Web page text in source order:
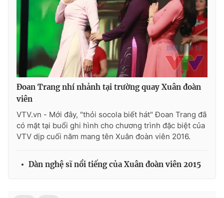
Đoan Trang nhí nhảnh tại trường quay Xuân đoàn
viên
VTV.vn - Mới đây, "thỏi socola biết hát" Đoan Trang đã
có mặt tại buổi ghi hình cho chương trình đặc biệt của
VTV dịp cuối năm mang tên Xuân đoàn viên 2016.
Dàn nghệ sĩ nổi tiếng của Xuân đoàn viên 2015